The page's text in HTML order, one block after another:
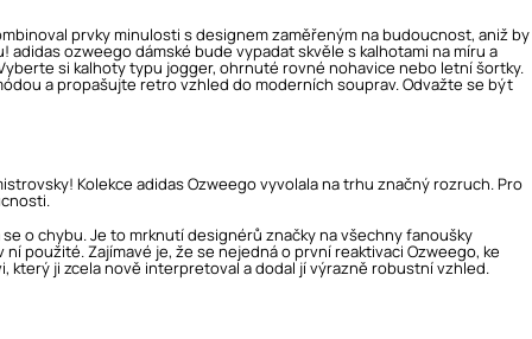
prvky minulosti s designem zaměřeným na budoucnost, aniž by
ozweego dámské bude vypadat skvěle s kalhotami na míru a
si kalhoty typu jogger, ohrnuté rovné nohavice nebo letní šortky.
a propašujte retro vzhled do moderních souprav. Odvažte se být
Kolekce adidas Ozweego vyvolala na trhu značný rozruch. Pro
o chybu. Je to mrknutí designérů značky na všechny fanoušky
použité. Zajímavé je, že se nejedná o první reaktivaci Ozweego, ke
který ji zcela nově interpretoval a dodal jí výrazně robustní vzhled.